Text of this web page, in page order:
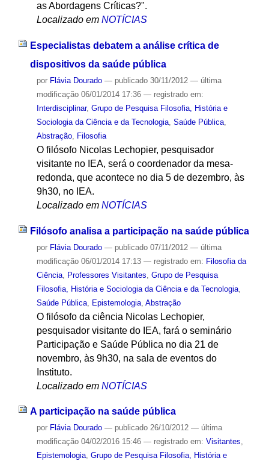
as Abordagens Críticas?".
Localizado em NOTÍCIAS
Especialistas debatem a análise crítica de
dispositivos da saúde pública
por Flávia Dourado — publicado30/11/2012 — última
modificação06/01/2014 17:36 — registrado em:
Interdisciplinar, Grupo de Pesquisa Filosofia, História e
Sociologia da Ciência e da Tecnologia, Saúde Pública,
Abstração, Filosofia
O filósofo Nicolas Lechopier, pesquisador
visitante no IEA, será o coordenador da mesa-
redonda, que acontece no dia 5 de dezembro, às
9h30, no IEA.
Localizado em NOTÍCIAS
Filósofo analisa a participação na saúde pública
por Flávia Dourado — publicado07/11/2012 — última
modificação06/01/2014 17:13 — registrado em: Filosofia da
Ciência, Professores Visitantes Grupo de Pesquisa
Filosofia, História e Sociologia da Ciência e da Tecnologia,
Saúde Pública, Epistemologia, Abstração
O filósofo da ciência Nicolas Lechopier,
pesquisador visitante do IEA, fará o seminário
Participação e Saúde Pública no dia 21 de
novembro, às 9h30, na sala de eventos do
Instituto.
Localizado em NOTÍCIAS
A participação na saúde pública
por Flávia Dourado — publicado26/10/2012 — última
modificação04/02/2016 15:46 — registrado em: Visitantes,
Epistemologia, Grupo de Pesquisa Filosofia, História e